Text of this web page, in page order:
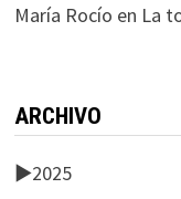
María Rocío en La
ARCHIVO
►2025